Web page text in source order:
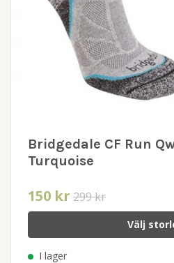
Bridgedale CF Run
Turquoise
150 kr 299 kr
Välj
I lager